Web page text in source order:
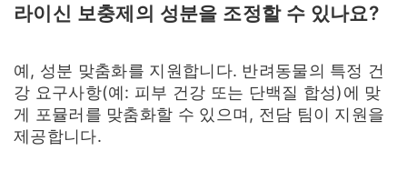
라이신 보충제의 성분을 조정할 수 있나요?
예, 성분 맞춤화를 지원합니다. 반려동물의 특정 건
강 요구사항(예: 피부 건강 또는 단백질 합성)에 맞
게 포뮬러를 맞춤화할 수 있으며, 전담 팀이 지원을
제공합니다.